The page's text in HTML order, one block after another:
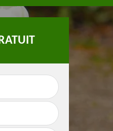
Pose de clôture et
grillage 31